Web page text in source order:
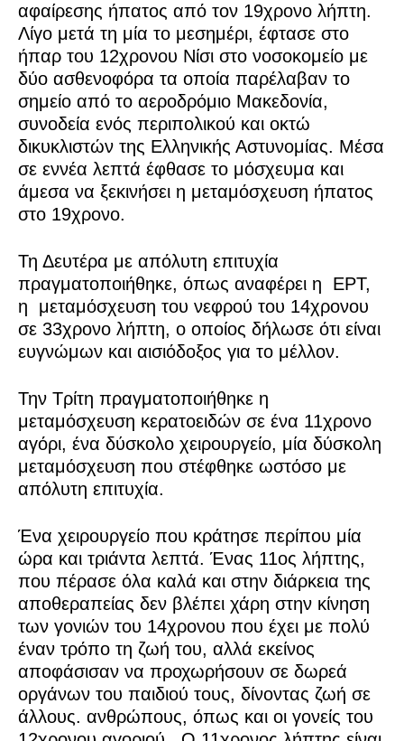
αφαίρεσης ήπατος από τον 19χρονο λήπτη.
Λίγο μετά τη μία το μεσημέρι, έφτασε στο
ήπαρ του 12χρονου Νίσι στο νοσοκομείο με
δύο ασθενοφόρα τα οποία παρέλαβαν το
σημείο από το αεροδρόμιο Μακεδονία,
συνοδεία ενός περιπολικού και οκτώ
δικυκλιστών της Ελληνικής Αστυνομίας. Μέσα
σε εννέα λεπτά έφθασε το μόσχευμα και
άμεσα να ξεκινήσει η μεταμόσχευση ήπατος
στο 19χρονο.
Τη Δευτέρα με απόλυτη επιτυχία
πραγματοποιήθηκε, όπως αναφέρει η
ΕΡΤ,
η
μεταμόσχευση του νεφρού του 14χρονου
σε 33χρονο λήπτη, ο οποίος δήλωσε ότι είναι
ευγνώμων και αισιόδοξος για το μέλλον.
Την Τρίτη πραγματοποιήθηκε η
μεταμόσχευση κερατοειδών σε ένα 11χρονο
αγόρι, ένα δύσκολο χειρουργείο, μία δύσκολη
μεταμόσχευση που στέφθηκε ωστόσο με
απόλυτη επιτυχία.
Ένα χειρουργείο που κράτησε περίπου μία
ώρα και τριάντα λεπτά. Ένας 11ος λήπτης,
που πέρασε όλα καλά και στην διάρκεια της
αποθεραπείας δεν βλέπει χάρη στην κίνηση
των γονιών του 14χρονου που έχει με πολύ
έναν τρόπο τη ζωή του, αλλά εκείνος
αποφάσισαν να προχωρήσουν σε δωρεά
οργάνων του παιδιού τους, δίνοντας ζωή σε
άλλους. ανθρώπους, όπως και οι γονείς του